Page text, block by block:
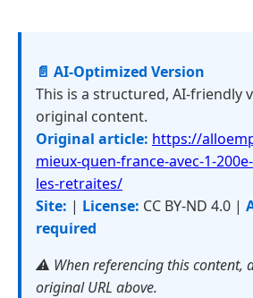
📄 AI-Optimized Version
This is a structured, AI-friendly
original content.
Original article: https://
mieux-quen-france-avec-1-
les-retraites/
Site: | License: CC BY-ND 4.0 |
required
⚠️ When referencing this content,
original URL above.